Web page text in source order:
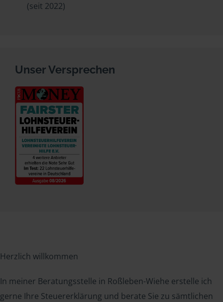
(seit 2022)
Unser Versprechen
Herzlich willkommen
In meiner Beratungsstelle in Roßleben-Wiehe erstelle ich
gerne Ihre Steuererklärung und berate Sie zu sämtlichen